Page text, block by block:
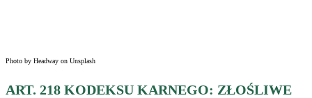
Photo by Headway on Unsplash
ART. 218 KODEKSU KARNEGO: ZŁOŚLIWE